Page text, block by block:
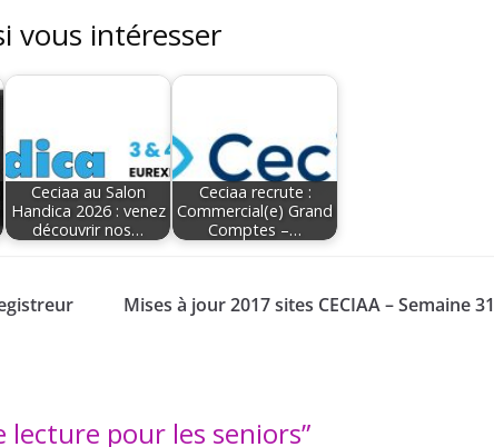
vous intéresser
Ceciaa au Salon
Handica 2026 : venez
découvrir nos…
Ceciaa recrute :
Commercial(e) Grand
Comptes –…
Mises à jour 2017 sites CECIAA – Semaine 31
lecture pour les seniors”